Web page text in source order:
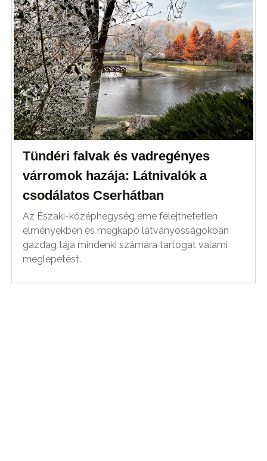
Tündéri falvak és vadregényes
várromok hazája: Látnivalók a
csodálatos Cserhátban
Az Északi-középhegység eme felejthetetlen
élményekben és megkapó látványosságokban
gazdag tája mindenki számára tartogat valami
meglepetést.